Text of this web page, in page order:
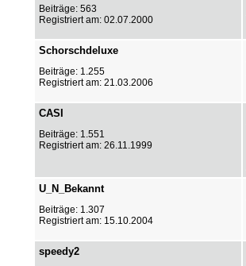
Beiträge: 563
Registriert am: 02.07.2000
Schorschdeluxe
Beiträge: 1.255
Registriert am: 21.03.2006
CASI
Beiträge: 1.551
Registriert am: 26.11.1999
U_N_Bekannt
Beiträge: 1.307
Registriert am: 15.10.2004
speedy2